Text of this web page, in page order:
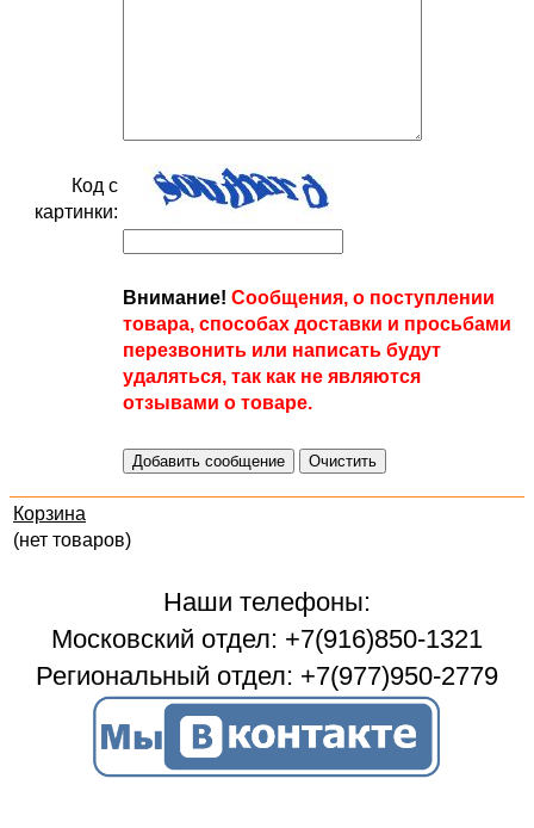
Код с
картинки:
Внимание! Сообщения, о поступлении
товара, способах доставки и просьбами
перезвонить или написать будут
удаляться, так как не являются
отзывами о товаре.
Корзина
(нет товаров)
Наши телефоны:
Московский отдел: +7(916)850-1321
Региональный отдел: +7(977)950-2779